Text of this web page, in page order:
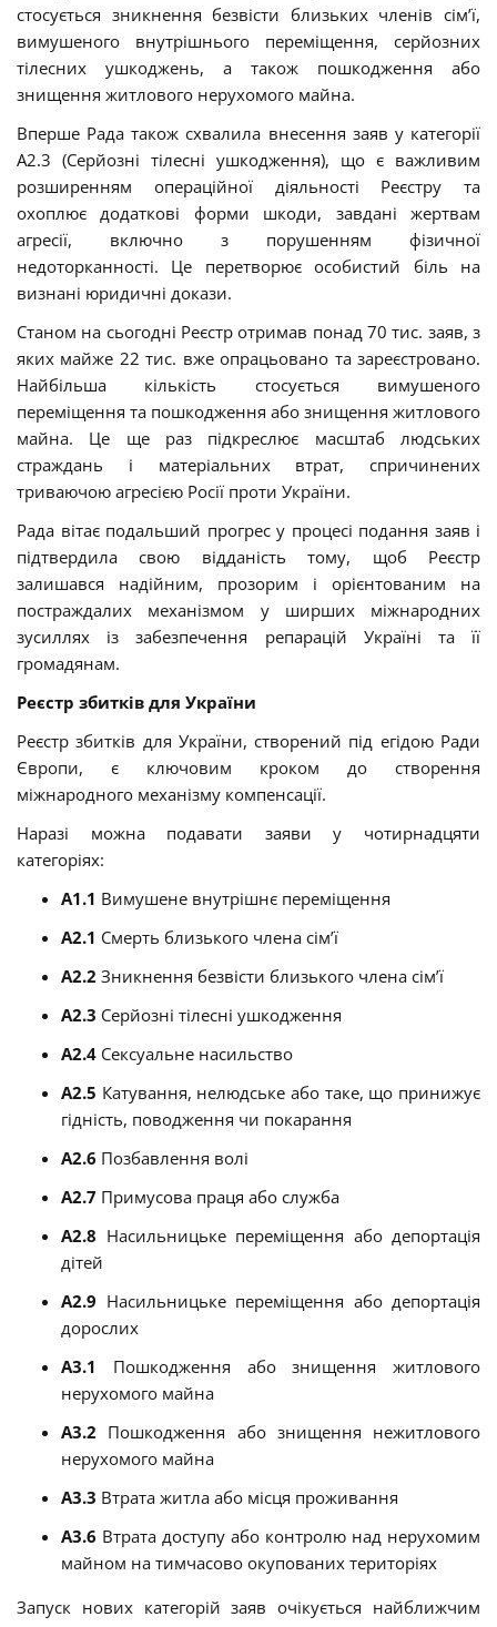
стосується зникнення безвісти близьких членів сім’ї,
вимушеного внутрішнього переміщення, серйозних
тілесних ушкоджень, а також пошкодження або
знищення житлового нерухомого майна.
Вперше Рада також схвалила внесення заяв у категорії
А2.3 (Серйозні тілесні ушкодження), що є важливим
розширенням операційної діяльності Реєстру та
охоплює додаткові форми шкоди, завдані жертвам
агресії, включно з порушенням фізичної
недоторканності. Це перетворює особистий біль на
визнані юридичні докази.
Станом на сьогодні Реєстр отримав понад 70 тис. заяв, з
яких майже 22 тис. вже опрацьовано та зареєстровано.
Найбільша кількість стосується вимушеного
переміщення та пошкодження або знищення житлового
майна. Це ще раз підкреслює масштаб людських
страждань і матеріальних втрат, спричинених
триваючою агресією Росії проти України.
Рада вітає подальший прогрес у процесі подання заяв і
підтвердила свою відданість тому, щоб Реєстр
залишався надійним, прозорим і орієнтованим на
постраждалих механізмом у ширших міжнародних
зусиллях із забезпечення репарацій Україні та її
громадянам.
Реєстр збитків для України
Реєстр збитків для України, створений під егідою Ради
Європи, є ключовим кроком до створення
міжнародного механізму компенсації.
Наразі можна подавати заяви у чотирнадцяти
категоріях:
A1.1 Вимушене внутрішнє переміщення
A2.1 Смерть близького члена сім’ї
A2.2 Зникнення безвісти близького члена сім’ї
A2.3 Серйозні тілесні ушкодження
A2.4 Сексуальне насильство
A2.5 Катування, нелюдське або таке, що принижує
гідність, поводження чи покарання
A2.6 Позбавлення волі
A2.7 Примусова праця або служба
A2.8 Насильницьке переміщення або депортація
дітей
A2.9 Насильницьке переміщення або депортація
дорослих
A3.1 Пошкодження або знищення житлового
нерухомого майна
A3.2 Пошкодження або знищення нежитлового
нерухомого майна
A3.3 Втрата житла або місця проживання
A3.6 Втрата доступу або контролю над нерухомим
майном на тимчасово окупованих територіях
Запуск нових категорій заяв очікується найближчим